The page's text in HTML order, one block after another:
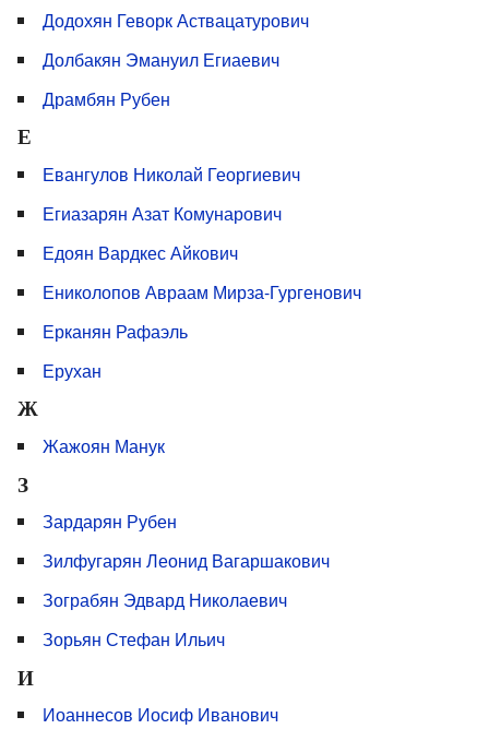
Додохян Геворк Аствацатурович
Долбакян Эмануил Егиаевич
Драмбян Рубен
Е
Евангулов Николай Георгиевич
Егиазарян Азат Комунарович
Едоян Вардкес Айкович
Ениколопов Авраам Мирза-Гургенович
Ерканян Рафаэль
Ерухан
Ж
Жажоян Манук
З
Зардарян Рубен
Зилфугарян Леонид Вагаршакович
Зограбян Эдвард Николаевич
Зорьян Стефан Ильич
И
Иоаннесов Иосиф Иванович